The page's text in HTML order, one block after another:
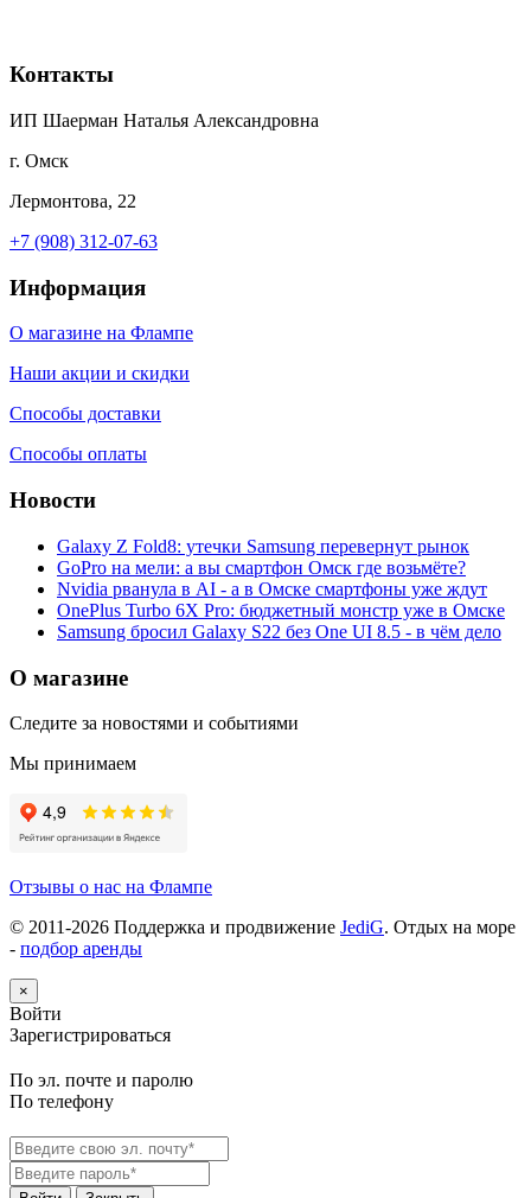
Контакты
ИП Шаерман Наталья Александровна
г. Омск
Лермонтова, 22
+7 (908) 312-07-63
Информация
О магазине на Флампе
Наши акции и скидки
Способы доставки
Способы оплаты
Новости
Galaxy Z Fold8: утечки Samsung перевернут рынок
GoPro на мели: а вы смартфон Омск где возьмёте?
Nvidia рванула в AI - а в Омске смартфоны уже ждут
OnePlus Turbo 6X Pro: бюджетный монстр уже в Омске
Samsung бросил Galaxy S22 без One UI 8.5 - в чём дело
О магазине
Следите за новостями и событиями
Мы принимаем
Отзывы о нас на Флампе
© 2011-2026 Поддержка и продвижение JediG. Отдых на море
- подбор аренды
×
Войти
Зарегистрироваться
По эл. почте и паролю
По телефону